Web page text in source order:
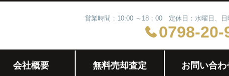
営業時間：10:00 ～18：00 定休日：水曜日、日
0798-20-
会社概要 無料売却査定 お問い合わ